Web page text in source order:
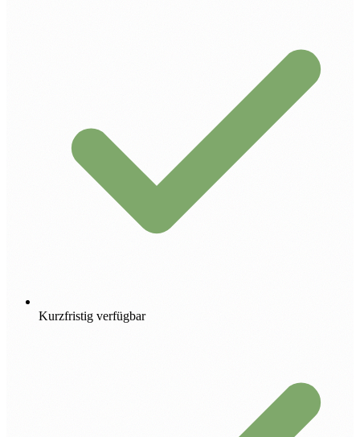
Kurzfristig verfügbar